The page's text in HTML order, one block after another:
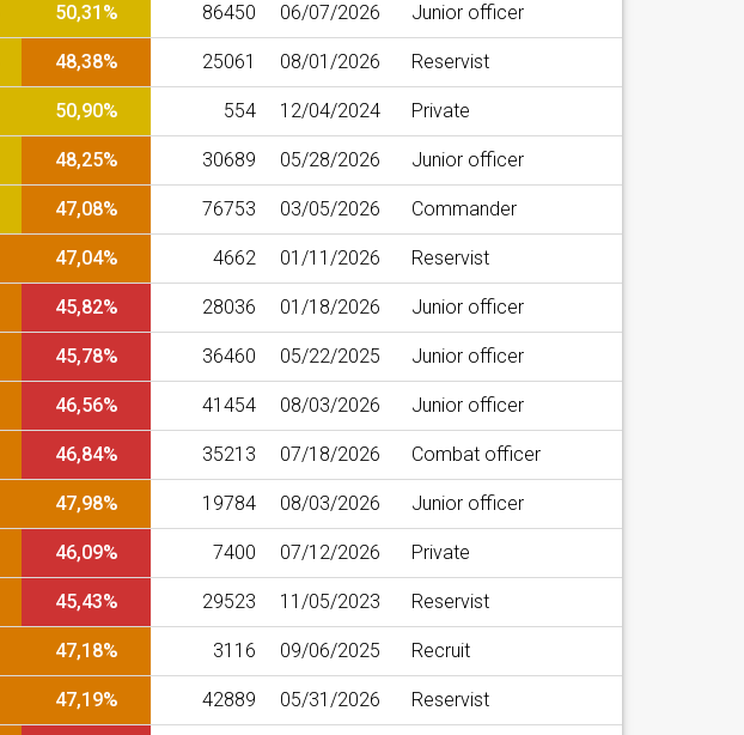
50,31% 86450 06/07/2026 Junior officer
48,38% 25061 08/01/2026 Reservist
50,90% 554 12/04/2024 Private
48,25% 30689 05/28/2026 Junior officer
47,08% 76753 03/05/2026 Commander
47,04% 4662 01/11/2026 Reservist
45,82% 28036 01/18/2026 Junior officer
45,78% 36460 05/22/2025 Junior officer
46,56% 41454 08/03/2026 Junior officer
46,84% 35213 07/18/2026 Combat officer
47,98% 19784 08/03/2026 Junior officer
46,09% 7400 07/12/2026 Private
45,43% 29523 11/05/2023 Reservist
47,18% 3116 09/06/2025 Recruit
47,19% 42889 05/31/2026 Reservist